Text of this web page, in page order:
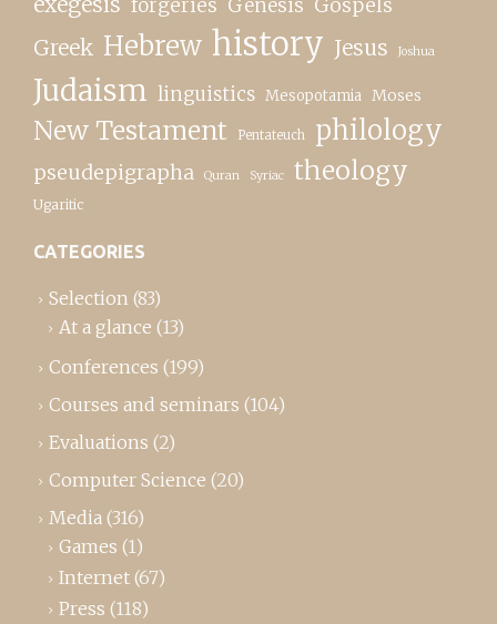
forgeries Genesis Gospels
Greek Hebrew history Jesus Joshua
Judaism linguistics Mesopotamia Moses
New Testament Pentateuch philology
pseudepigrapha Quran Syriac theology
Ugaritic
CATEGORIES
Selection (83)
At a glance (13)
Conferences (199)
Courses and seminars (104)
Evaluations (2)
Computer Science (20)
Media (316)
Games (1)
Internet (67)
Press (118)